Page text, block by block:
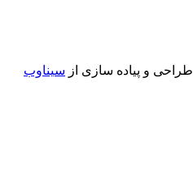
طراحی و پیاده سازی از سیناوب